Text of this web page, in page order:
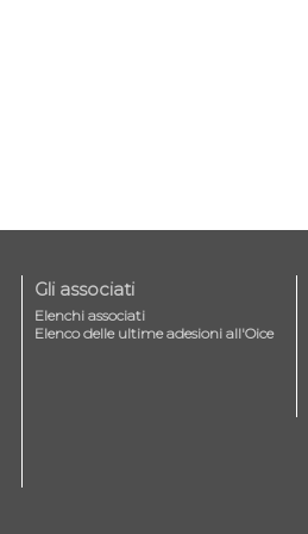
Gli associati
Elenchi associati
Elenco delle ultime adesioni all'Oice